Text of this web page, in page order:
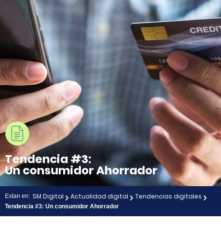
Tendencia #3:
Un consumidor Ahorrador
Estan en: SM Digital Actualidad digital Tendencias digitales
Tendencia #3: Un consumidor Ahorrador